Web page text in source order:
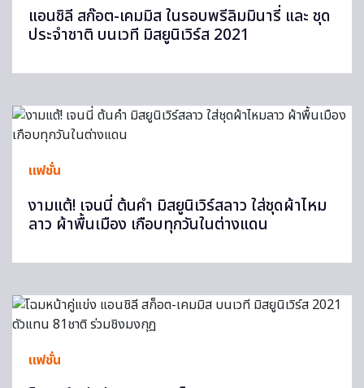
แอนชิลี สก๊อต-เคมมิส ในรอบพรีลิมมินารี่ และ ชุด
ประจำชาติ บนเวที มิสยูนิเวิร์ส 2021
แฟชั่น
งามแต้! เจนนี่ ต้นคำ มิสยูนิเวิร์สลาว ใส่ชุดผ้าไหม
ลาว ผ้าพื้นเมือง เกือบทุกวันในต่างแดน
แฟชั่น